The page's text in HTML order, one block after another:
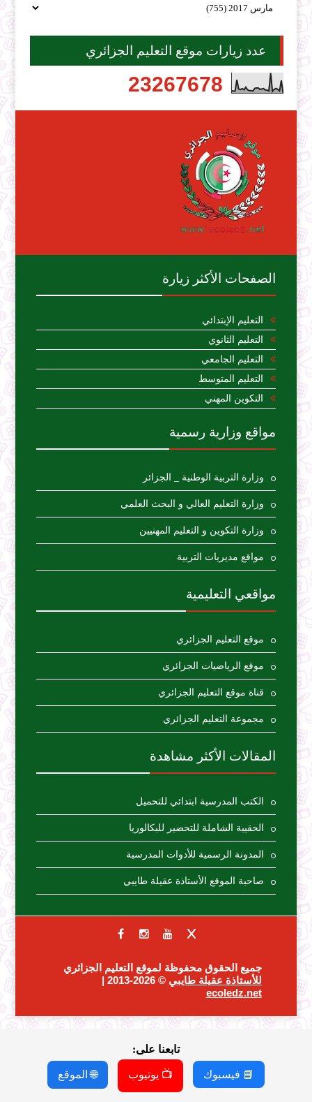
عدد زيارات موقع التعليم الجزائري
23267678
الصفحات الأكثر زيارة
التعليم الإبتدائي
التعليم الثانوي
التعليم الجامعي
التعليم المتوسط
التكوين المهني
مواقع وزارية رسمية
وزارة التربية الوطنية _ الجزائر
وزارة التعليم العالي و البحث العلمي
وزارة التكوين و التعليم المهنيين
مواقع مديريات التربية
مواقعي التعليمية
موقع التعليم الجزائري
موقع الرياضيات الجزائري
قناة موقع التعليم الجزائري
مجموعة التعليم الجزائري
المقالات الأكثر مشاهدة
الكتب المدرسية ابتدائي للتحميل
الحقيبة الشاملة للتحضير للبكالوريا
المدونة الرسمية للأدوات المدرسية
صاحبة الموقع الأستاذة عقيلة طايبي
جميع الحقوق محفوظة لموقع التعليم الجزائري
للأستاذة عقيلة طايبي © 2026-2013 |
ecoledz.net
تابعنا على:
📘 فيسبوك 📺 يوتيوب 🌐 الموقع